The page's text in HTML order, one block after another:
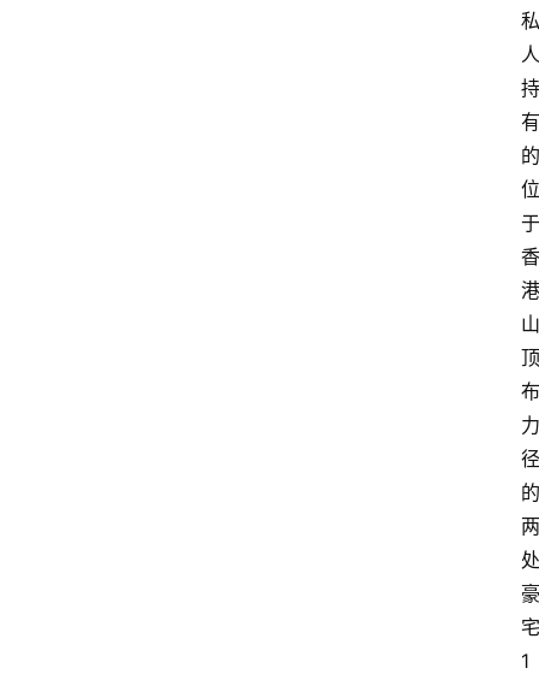
私
人
持
有
的
位
于
香
港
山
顶
布
力
径
的
两
处
豪
宅
1